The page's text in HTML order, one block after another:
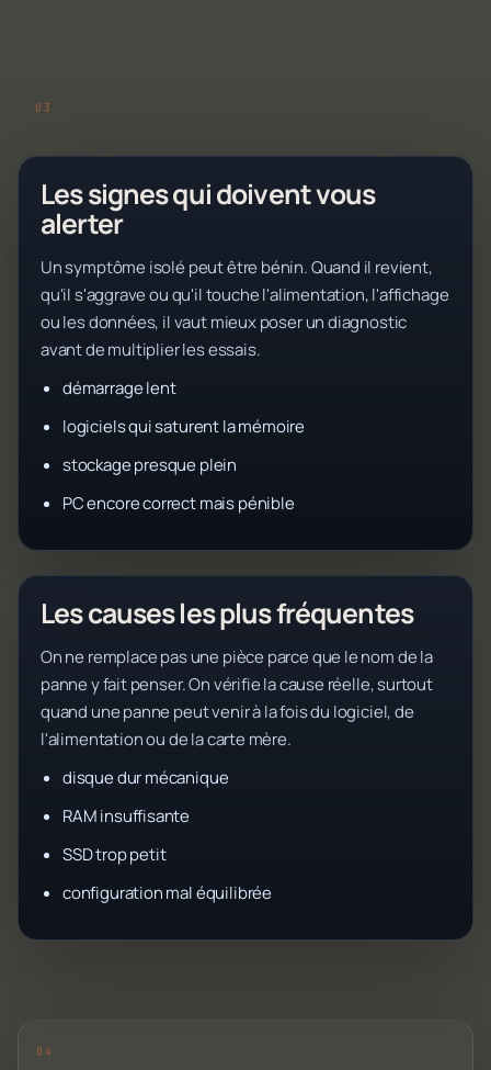
Les signes qui doivent vous
alerter
Un symptôme isolé peut être bénin. Quand il revient,
qu'il s'aggrave ou qu'il touche l'alimentation, l'affichage
ou les données, il vaut mieux poser un diagnostic
avant de multiplier les essais.
démarrage lent
logiciels qui saturent la mémoire
stockage presque plein
PC encore correct mais pénible
Les causes les plus fréquentes
On ne remplace pas une pièce parce que le nom de la
panne y fait penser. On vérifie la cause réelle, surtout
quand une panne peut venir à la fois du logiciel, de
l'alimentation ou de la carte mère.
disque dur mécanique
RAM insuffisante
SSD trop petit
configuration mal équilibrée